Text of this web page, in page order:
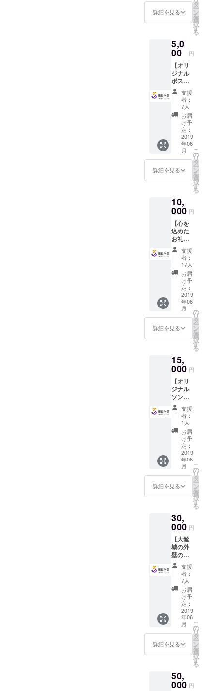
的な社会参
加に不可欠
ると、私た
ちは考えて
います。
普通の子ど
もが当たり
前に過ごす
子ども時代
を送らせ、
誰もが憧れ
る青春時代
る。そのこ
て、人間関
係を結ぶ力
を育み、生
きていく気
力を育んで
いく。そう
して、青春
時代の思い
出を質的に
も量的にも
たっぷりと
心に刻むこ
とこそが、
社会に出て
確かな道で
また、私た
ちは、発達
の凸凹を
もった子ど
もたちの能
力の谷の部
分（凹）を
支援するだ
けではな
の部分
（凸）を伸
ばしていく
ことを重視
した「ギフ
テッドの教
育」を行い
ます。
今までの特
別支援教育
において
は、彼らの
苦手さばか
てきまし
ル ◉ 活
動報告
詳細を見る
タ
ー
ン
を
選
択
す
る
5,0
00 円
【オリ
ジナル
ポスト
カード
セッ
ト】 ◉
「大鷲
城」建
築メン
バーか
らのお
礼メー
ル ◉ 活
動報告 ◉
「大鷲
城」建
ジェク
トオリ
ジナル
ポスト
カード
支援
者：
7人
お届
け予
定：
2019
年06
月
詳細を見る
こ
の
リ
タ
ー
ン
を
選
択
す
る
10,
000 円
【心を
込めた
お礼の
手紙
コー
ス】 ◉
「大鷲
城」建
築メン
バーか
らのお
礼の手
紙 ◉ 活
動報告 ◉
「大鷲
城」建
ジェク
トオリ
ジナル
ポスト
カード
支援
者：
17人
お届
け予
定：
2019
年06
月
詳細を見る
こ
の
リ
タ
ー
ン
を
選
択
す
る
15,
000 円
【オリ
ジナル
ソング
CDコー
ス】 ◉
「大鷲
城」建
築メン
バーか
らのお
礼の手
紙 ◉ 活
動報告 ◉
「大鷲
城」建
築プロ
トオリ
ジナル
ポスト
カード ◉
翔和学
園オリ
ジナル
ソング
CD（作
詞：翔
和学園
生徒）
※
ページ
最下部
に歌詞
を掲載
支援
者：
1人
お届
け予
定：
2019
年06
月
詳細を見る
こ
の
リ
タ
ー
ン
を
選
択
す
る
30,
000 円
【大鷲
城の外
壁のお
名前掲
載コー
ス】 ◉
「大鷲
城」建
築メン
バーか
らのお
礼の手
紙 ◉ 活
動報告 ◉
「大鷲
城」建
ジェク
トオリ
支援
者：
7人
お届
け予
定：
2019
年06
月
詳細を見る
こ
の
リ
タ
ー
ン
を
選
択
す
る
50,
000 円